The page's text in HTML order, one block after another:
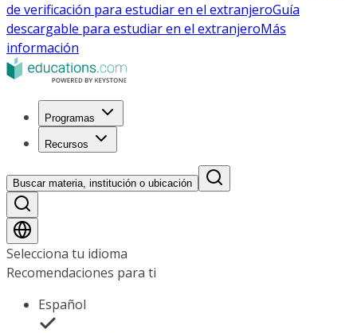
de verificación para estudiar en el extranjeroGuía
descargable para estudiar en el extranjeroMás
información
Programas
Recursos
Buscar materia, institución o ubicación
Selecciona tu idioma
Recomendaciones para ti
Español